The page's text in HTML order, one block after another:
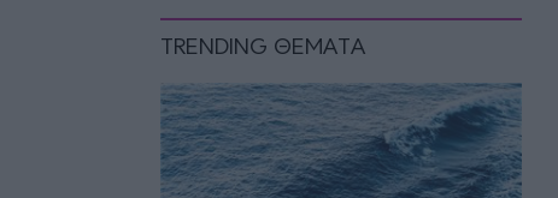
TRENDING ΘΕΜΑΤΑ